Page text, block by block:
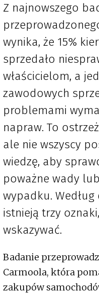
Z najnowszego
wynika, że 15%
sprzedało
właścicielom, a
zawodowych
problemami
napraw. To
ale nie wszyscy
wiedzę, aby
poważne wady
wypadku. Według
istnieją trzy
wskazywać.
Badanie
Carmoola, która
zakupów